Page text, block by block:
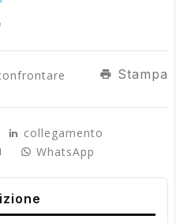
Stampa
collegamento
WhatsApp